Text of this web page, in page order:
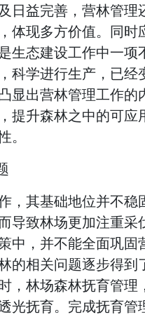
日益完善，营林管
体现多方价值。同
生态建设工作中一
科学进行生产，已
显出营林管理工作
提升森林之中的可
。
，其基础地位并不
导致林场更加注重
中，并不能全面巩
的相关问题逐步得
，林场森林抚育管
光抚育。完成抚育